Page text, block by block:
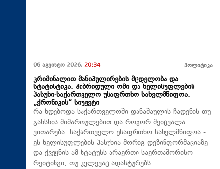
06 აგვისტო 2026, 20:34 პოლიტიკა
კრიმინალით მანიპულირების მცდელობა და
სტატისტიკა. ჰიბრიდული ომი და ხელისუფლების
პასუხი-საქართველო უსაფრთხო სახელმწიფოა.
„ქრონიკის“ სიუჟეტი
რა ხდებოდა საქართველოში დანაშაულის ჩადენის თუ
გახსნის მიმართულებით და როგორ შეიცვალა
ვითარება. საქართველო უსაფრთხო სახელმწიფოა -
ეს ხელისუფლების პასუხია მორიგ დეზინფორმაციაზე
და ქვეყნის ამ სტატუსს არაერთი საერთაშორისო
რეიტინგი, თუ კვლევაც ადასტურებს.